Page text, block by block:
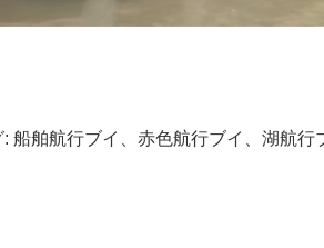
: 船舶航行ブイ、赤色航行ブイ、湖航行